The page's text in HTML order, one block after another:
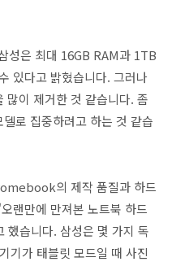
성은 최대 16GB RAM과 1TB
있다고 밝혔습니다. 그러나
많이 제거한 것 같습니다. 좀
로 집중하려고 하는 것 같습
의 제작 품질과 하드
랜만에 만져본 노트북 하드
했습니다. 삼성은 몇 가지 독
기가 태블릿 모드일 때 사진